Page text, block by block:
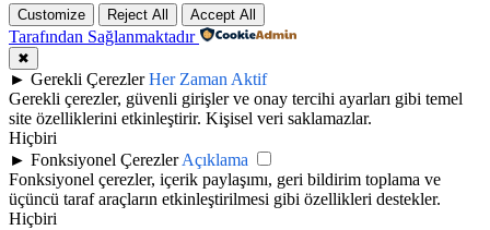
Customize Reject All Accept All
Tarafından Sağlanmaktadır
✖
► Gerekli Çerezler Her Zaman Aktif
Gerekli çerezler, güvenli girişler ve onay tercihi ayarları gibi temel
site özelliklerini etkinleştirir. Kişisel veri saklamazlar.
Hiçbiri
► Fonksiyonel ÇerezlerAçıklama
Fonksiyonel çerezler, içerik paylaşımı, geri bildirim toplama ve
üçüncü taraf araçların etkinleştirilmesi gibi özellikleri destekler.
Hiçbiri